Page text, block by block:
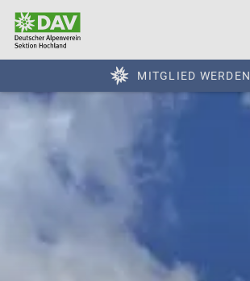
MITGLIED WERDEN